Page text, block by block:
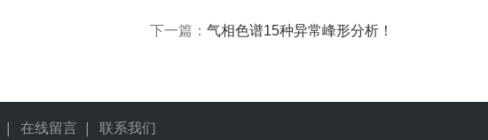
下一篇： 气相色谱15种异常峰形分析！
在线留言 联系我们